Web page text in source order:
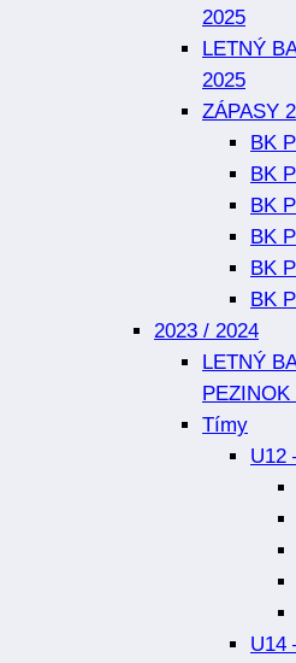
2025
LETNÝ
2025
ZÁPASY
BK
BK
BK
BK
BK
BK
2023 / 2024
LETNÝ
PEZINOK
Tímy
U12
U14